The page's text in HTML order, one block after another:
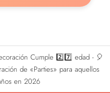
Cumple 2️⃣7️⃣ edad - 🎈
de «Parties» para aquellos
en 2026